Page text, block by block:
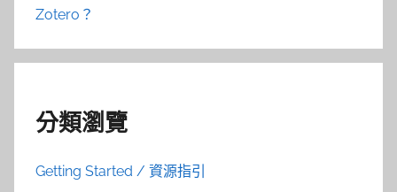
Zotero？
分類瀏覽
Getting Started / 資源指引